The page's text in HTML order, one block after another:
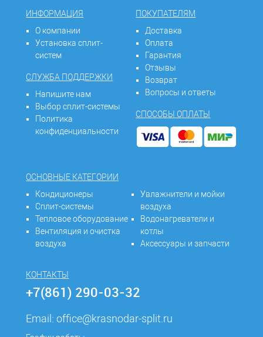
ИНФОРМАЦИЯ
О компании
Установка сплит-
систем
СЛУЖБА ПОДДЕРЖКИ
Напишите нам
Выбор сплит-системы
Политика
конфиденциальности
ПОКУПАТЕЛЯМ
Доставка
Оплата
Гарантия
Отзывы
Возврат
Вопросы и ответы
СПОСОБЫ ОПЛАТЫ
ОСНОВНЫЕ КАТЕГОРИИ
Кондиционеры
Сплит-системы
Тепловое оборудование
Вентиляция и очистка
воздуха
Увлажнители и мойки
воздуха
Водонагреватели и
котлы
Аксессуары и запчасти
КОНТАКТЫ
+7(861) 290-03-32
Email:office@krasnodar-split.ru